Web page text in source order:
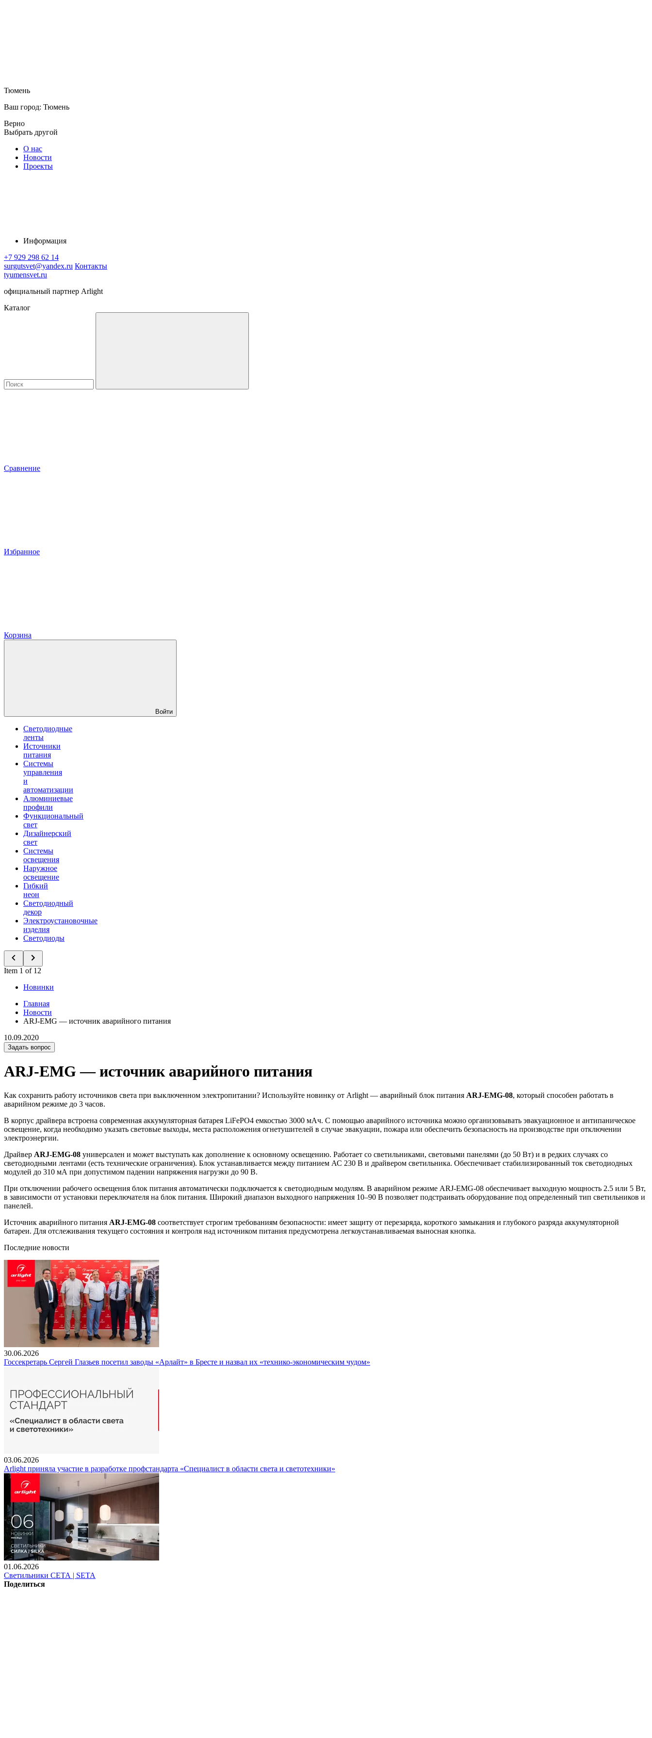
Тюмень
Ваш город: Тюмень
Верно
Выбрать другой
О нас
Новости
Проекты
Информация
+7 929 298 62 14
surgutsvet@yandex.ru Контакты
tyumensvet.ru
официальный партнер Arlight
Каталог
Сравнение
Избранное
Корзина
Войти
Светодиодные
ленты
Источники
питания
Системы
управления
и
автоматизации
Алюминиевые
профили
Функциональный
свет
Дизайнерский
свет
Системы
освещения
Наружное
освещение
Гибкий
неон
Светодиодный
декор
Электроустановочные
изделия
Светодиоды
Item 1 of 12
Новинки
Главная
Новости
ARJ-EMG — источник аварийного питания
10.09.2020
Задать вопрос
ARJ-EMG — источник аварийного питания
Как сохранить работу источников света при выключенном электропитании? Используйте новинку от Arlight — аварийный блок питания ARJ-EMG-08, который способен работать в
аварийном режиме до 3 часов.
В корпус драйвера встроена современная аккумуляторная батарея LiFePO4 емкостью 3000 мАч. С помощью аварийного источника можно организовывать эвакуационное и антипаническое
освещение, когда необходимо указать световые выходы, места расположения огнетушителей в случае эвакуации, пожара или обеспечить безопасность на производстве при отключении
электроэнергии.
Драйвер ARJ-EMG-08 универсален и может выступать как дополнение к основному освещению. Работает со светильниками, световыми панелями (до 50 Вт) и в редких случаях со
светодиодными лентами (есть технические ограничения). Блок устанавливается между питанием АС 230 В и драйвером светильника. Обеспечивает стабилизированный ток светодиодных
модулей до 310 мА при допустимом падении напряжения нагрузки до 90 В.
При отключении рабочего освещения блок питания автоматически подключается к светодиодным модулям. В аварийном режиме ARJ-EMG-08 обеспечивает выходную мощность 2.5 или 5 Вт,
в зависимости от установки переключателя на блок питания. Широкий диапазон выходного напряжения 10–90 В позволяет подстраивать оборудование под определенный тип светильников и
панелей.
Источник аварийного питания ARJ-EMG-08 соответствует строгим требованиям безопасности: имеет защиту от перезаряда, короткого замыкания и глубокого разряда аккумуляторной
батареи. Для отслеживания текущего состояния и контроля над источником питания предусмотрена легкоустанавливаемая выносная кнопка.
Последние новости
30.06.2026
Госсекретарь Сергей Глазьев посетил заводы «Арлайт» в Бресте и назвал их «технико-экономическим чудом»
03.06.2026
Arlight приняла участие в разработке профстандарта «Специалист в области света и светотехники»
01.06.2026
Светильники СЕТА | SETA
Поделиться